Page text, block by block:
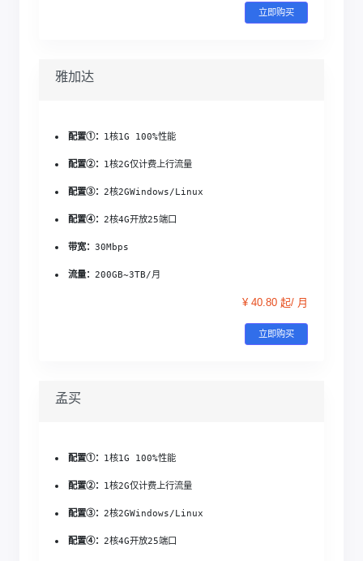
立即购买
雅加达
配置①： 1核1G 100%性能
配置②： 1核2G仅计费上行流量
配置③：2核2GWindows/Linux
配置④：2核4G开放25端口
带宽：30Mbps
流量：200GB~3TB/月
¥ 40.80 起/ 月
立即购买
孟买
配置①： 1核1G 100%性能
配置②： 1核2G仅计费上行流量
配置③：2核2GWindows/Linux
配置④：2核4G开放25端口